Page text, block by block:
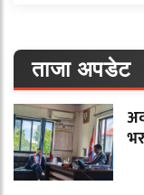
ताजा अपडेट